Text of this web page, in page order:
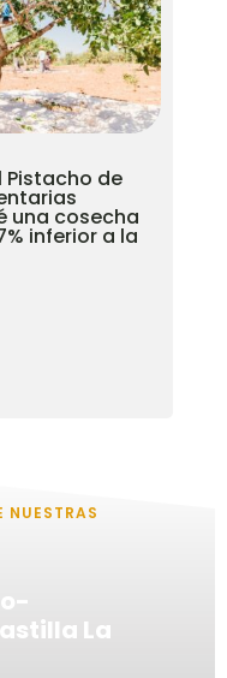
Pistacho de
una cosecha
inferior a la
NUESTRAS
La